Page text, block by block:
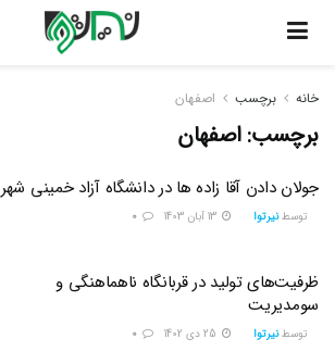
خانه برچسب اصفهان
برچسب:اصفهان
جولان دادن آقا زاده ها در دانشگاه آزاد خمینی شهر
توسط نیرتوا
ظرفیت‌های تولید در قربانگاه ناهماهنگی و
سومدیریت
توسط نیرتوا